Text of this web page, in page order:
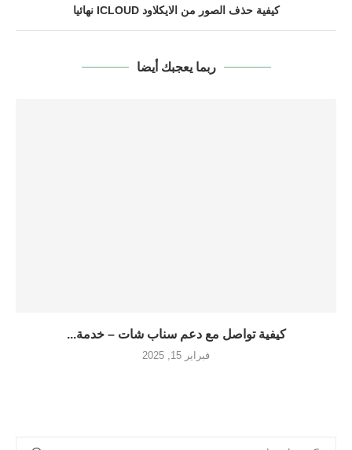
كيفية حذف الصور من الايكلاود ICLOUD نهائيا
ربما يعجبك أيضا
كيفية تواصل مع دعم سناب شات – خدمة...
فبراير 15, 2025